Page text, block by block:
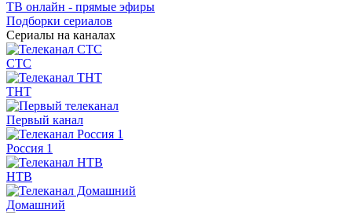
ТВ онлайн - прямые эфиры
Подборки сериалов
Сериалы на каналах
СТС
ТНТ
Первый канал
Россия 1
НТВ
Домашний